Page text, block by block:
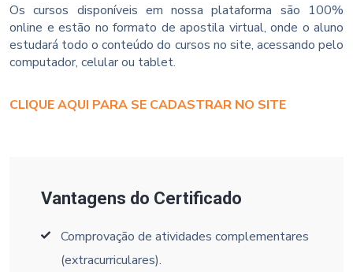
Os cursos disponíveis em nossa plataforma são 100%
online e estão no formato de apostila virtual, onde o aluno
estudará todo o conteúdo do cursos no site, acessando pelo
computador, celular ou tablet.
CLIQUE AQUI PARA SE CADASTRAR NO SITE
Vantagens do Certificado
Comprovação de atividades complementares
(extracurriculares).